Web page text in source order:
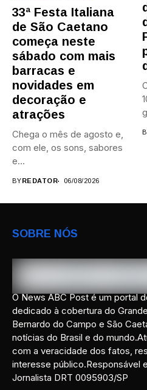
33ª Festa Italiana
de São Caetano
começa neste
sábado com mais
barracas e
novidades em
decoração e
atrações
Chega o mês de agosto e,
com ele, os sons, sabores
e...
BYREDATOR 06/08/2026
SOBRE NÓS
O News ABC Post é um portal
dedicado à cobertura do
Bernardo do Campo e São
notícias do Brasil e do
com a veracidade dos fatos,
interesse público.Responsável
Jornalista DRT 0095903/SP